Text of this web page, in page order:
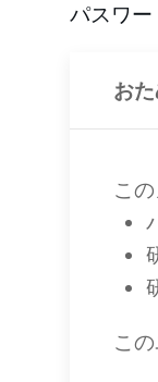
パスワ
お
こ
こ